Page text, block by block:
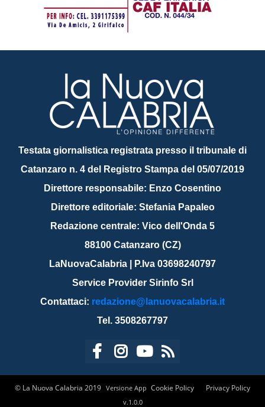
Testata giornalistica registrata presso il tribunale di
Catanzaro n. 4 del Registro Stampa del 05/07/2019
Direttore responsabile: Enzo Cosentino
Direttore editoriale: Stefania Papaleo
Redazione centrale: Vico dell'Onda 5
88100 Catanzaro (CZ)
LaNuovaCalabria | P.Iva 03698240797
Service Provider Sirinfo Srl
Contattaci: redazione@lanuovacalabria.it
Tel. 3508267797
© La Nuova Calabria 2019 Cookie Policy Privacy Policy
Versione App
v.1.0.0